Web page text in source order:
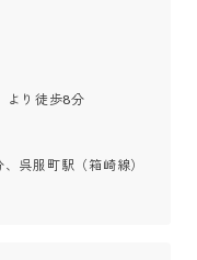
より徒歩8分
呉服町駅（箱崎線）